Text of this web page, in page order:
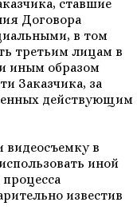
ставшие
Договора
в том
третьим лицам в
иным образом
Заказчика, за
действующим
видеосъемку в
иной
известив